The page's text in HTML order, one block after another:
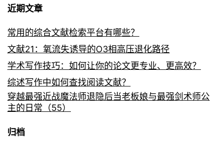
近期文章
常用的综合文献检索平台有哪些？
文献21：氧流失诱导的O3相高压退化路径
学术写作技巧：如何让你的论文更专业、更高效？
综述写作中如何查找阅读文献？
穿越最强近战魔法师退隐后当老板娘与最强剑术师公
主的日常（55）
归档